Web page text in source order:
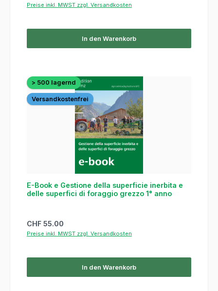
Preise inkl. MWST zzgl. Versandkosten
In den Warenkorb
> 500 lagernd
Versandkostenfrei
E-Book e Gestione della superficie inerbita e
delle superfici di foraggio grezzo 1° anno
Regulärer Preis:
CHF 55.00
Preise inkl. MWST zzgl. Versandkosten
In den Warenkorb